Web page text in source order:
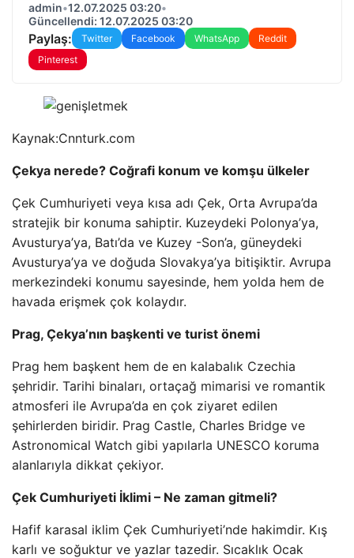
admin•12.07.2025 03:20•
Güncellendi: 12.07.2025 03:20
Paylaş: Twitter Facebook WhatsApp
Reddit
Pinterest
Kaynak:Cnnturk.com
Çekya nerede? Coğrafi konum ve komşu ülkeler
Çek Cumhuriyeti veya kısa adı Çek, Orta Avrupa’da
stratejik bir konuma sahiptir. Kuzeydeki Polonya’ya,
Avusturya’ya, Batı’da ve Kuzey -Son’a, güneydeki
Avusturya’ya ve doğuda Slovakya’ya bitişiktir. Avrupa
merkezindeki konumu sayesinde, hem yolda hem de
havada erişmek çok kolaydır.
Prag, Çekya’nın başkenti ve turist önemi
Prag hem başkent hem de en kalabalık Czechia
şehridir. Tarihi binaları, ortaçağ mimarisi ve romantik
atmosferi ile Avrupa’da en çok ziyaret edilen
şehirlerden biridir. Prag Castle, Charles Bridge ve
Astronomical Watch gibi yapılarla UNESCO koruma
alanlarıyla dikkat çekiyor.
Çek Cumhuriyeti İklimi – Ne zaman gitmeli?
Hafif karasal iklim Çek Cumhuriyeti’nde hakimdir. Kış
karlı ve soğuktur ve yazlar tazedir. Sıcaklık Ocak